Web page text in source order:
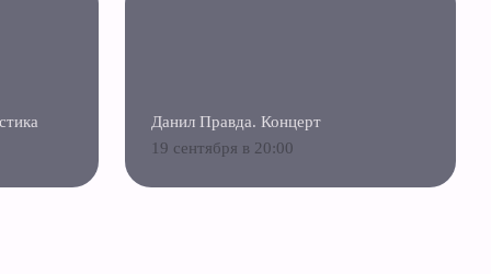
Данил Правда. Концерт
19 сентября в 20:00